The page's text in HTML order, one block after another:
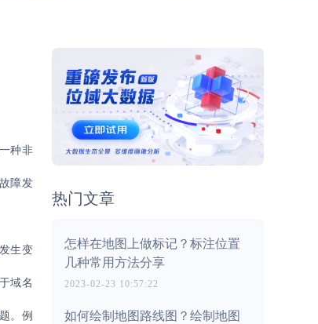
种非
障发
生变
域名
。例
热门文章
怎样在地图上做标记？标注位置
几种常用方法分享
2023-02-23 10:57:22
如何绘制地图路线图？绘制地图